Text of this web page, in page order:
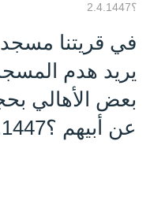
؟2.4.1447
في قريتنا
يريد هدم
بعض الأهالي
عن أبيهم ؟2.4.1447